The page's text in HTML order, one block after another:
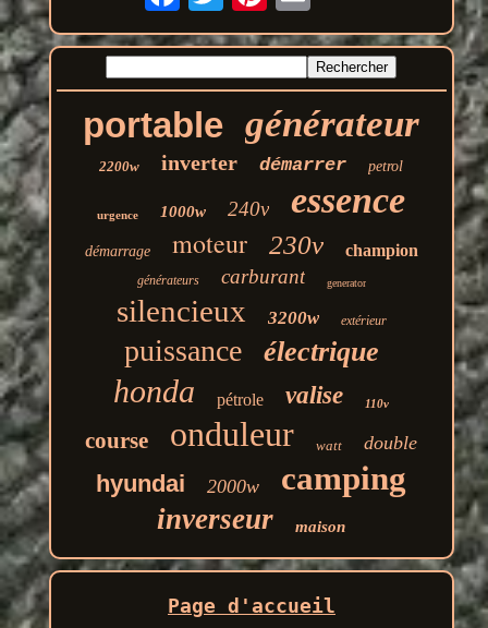
portable générateur
2200w inverter démarrer petrol
urgence 1000w 240v essence
démarrage moteur 230v champion
générateurs carburant generator
silencieux 3200w extérieur
puissance électrique
honda pétrole valise 110v
course onduleur watt double
hyundai 2000w camping
inverseur maison
Page d'accueil